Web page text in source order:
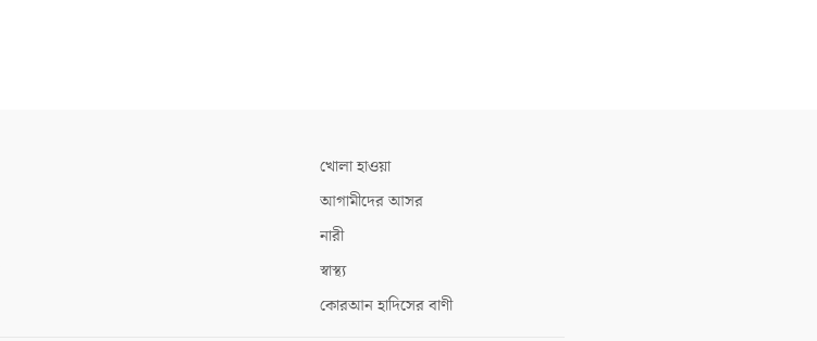
খোলা হাওয়া
আগামীদের আসর
নারী
স্বাস্থ্য
কোরআন হাদিসের বাণী